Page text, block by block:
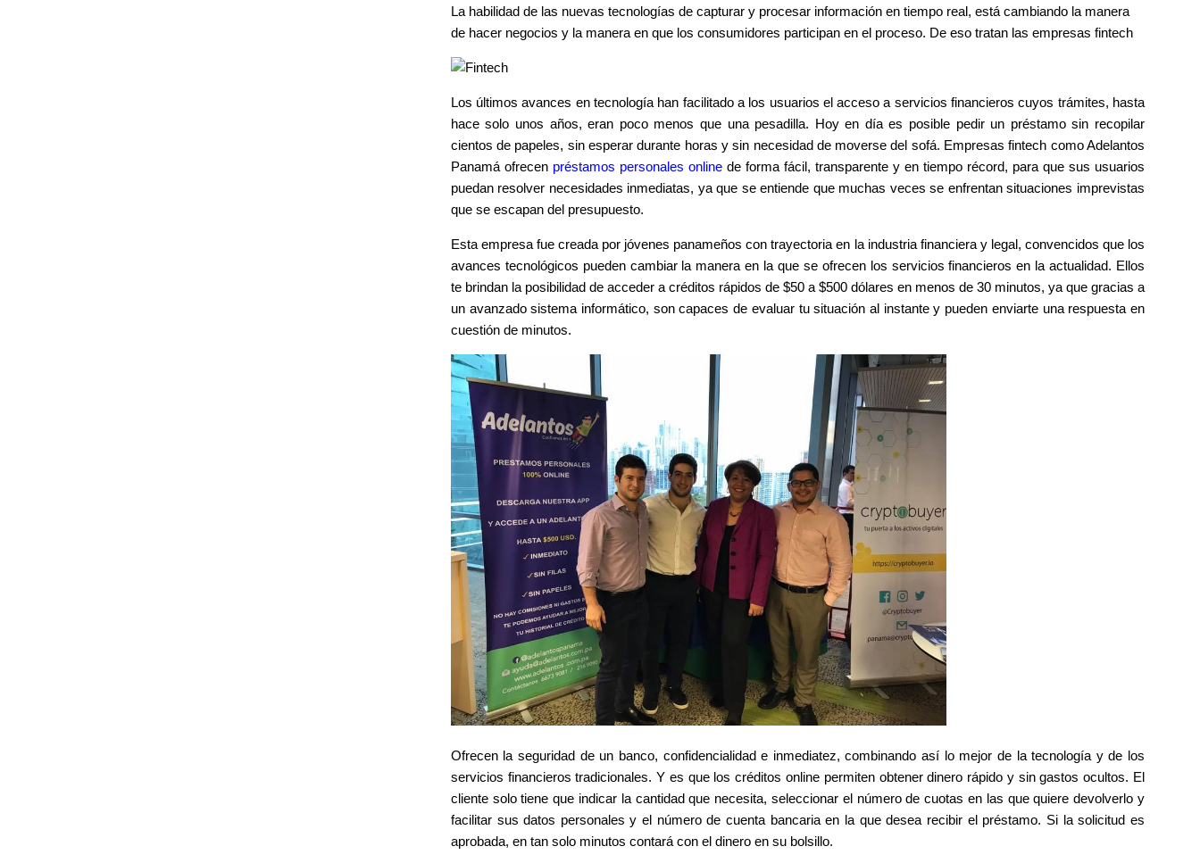
La habilidad de las nuevas tecnologías de capturar y procesar información en tiempo real, está cambiando la manera
de hacer negocios y la manera en que los consumidores participan en el proceso. De eso tratan las empresas fintech
Los últimos avances en tecnología han facilitado a los usuarios el acceso a servicios financieros cuyos trámites, hasta
hace solo unos años, eran poco menos que una pesadilla. Hoy en día es posible pedir un préstamo sin recopilar
cientos de papeles, sin esperar durante horas y sin necesidad de moverse del sofá. Empresas fintech como Adelantos
Panamá ofrecen préstamos personales online de forma fácil, transparente y en tiempo récord, para que sus usuarios
puedan resolver necesidades inmediatas, ya que se entiende que muchas veces se enfrentan situaciones imprevistas
que se escapan del presupuesto.
Esta empresa fue creada por jóvenes panameños con trayectoria en la industria financiera y legal, convencidos que los
avances tecnológicos pueden cambiar la manera en la que se ofrecen los servicios financieros en la actualidad. Ellos
te brindan la posibilidad de acceder a créditos rápidos de $50 a $500 dólares en menos de 30 minutos, ya que gracias a
un avanzado sistema informático, son capaces de evaluar tu situación al instante y pueden enviarte una respuesta en
cuestión de minutos.
Ofrecen la seguridad de un banco, confidencialidad e inmediatez, combinando así lo mejor de la tecnología y de los
servicios financieros tradicionales. Y es que los créditos online permiten obtener dinero rápido y sin gastos ocultos. El
cliente solo tiene que indicar la cantidad que necesita, seleccionar el número de cuotas en las que quiere devolverlo y
facilitar sus datos personales y el número de cuenta bancaria en la que desea recibir el préstamo. Si la solicitud es
aprobada, en tan solo minutos contará con el dinero en su bolsillo.